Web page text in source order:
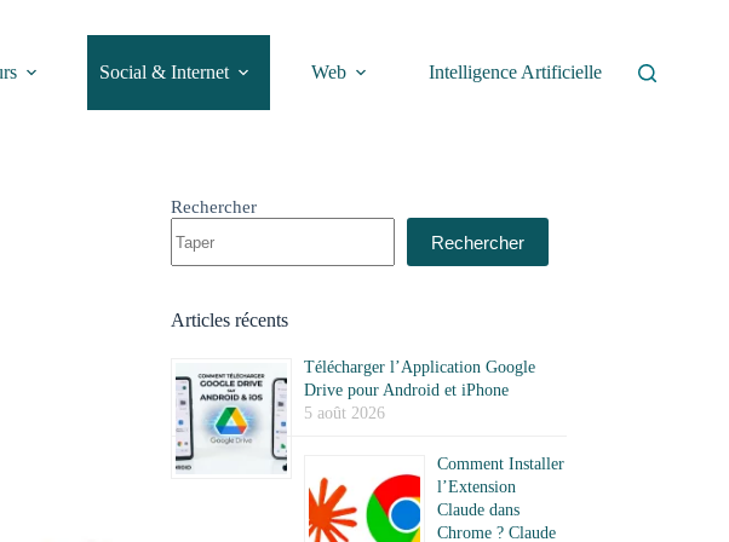
Social & Internet Web Intelligence Artificielle
Rechercher
Rechercher
Articles récents
Télécharger l’Application Google
Drive pour Android et iPhone
5 août 2026
Comment Installer
l’Extension
Claude dans
Chrome ? Claude